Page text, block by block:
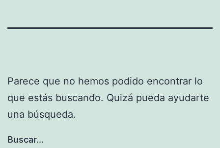
Parece que no hemos podido encontrar lo
que estás buscando. Quizá pueda ayudarte
una búsqueda.
Buscar...